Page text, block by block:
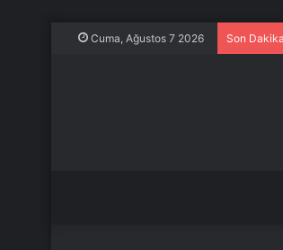
Cuma, Ağustos 7 2026 Son